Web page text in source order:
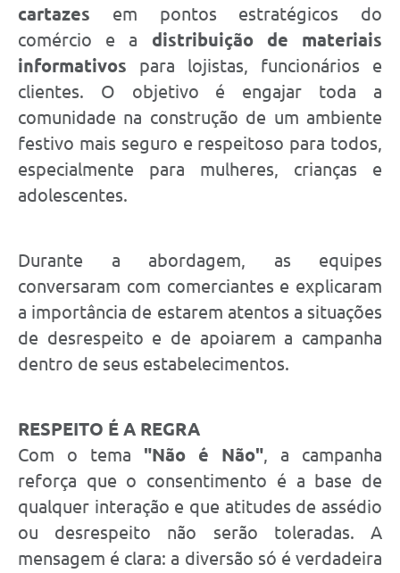
cartazes em pontos estratégicos do
comércio e a distribuição de materiais
informativos para lojistas, funcionários e
clientes. O objetivo é engajar toda a
comunidade na construção de um ambiente
festivo mais seguro e respeitoso para todos,
especialmente para mulheres, crianças e
adolescentes.
Durante a abordagem, as equipes
conversaram com comerciantes e explicaram
a importância de estarem atentos a situações
de desrespeito e de apoiarem a campanha
dentro de seus estabelecimentos.
RESPEITO É A REGRA
Com o tema "Não é Não", a campanha
reforça que o consentimento é a base de
qualquer interação e que atitudes de assédio
ou desrespeito não serão toleradas. A
mensagem é clara: a diversão só é verdadeira